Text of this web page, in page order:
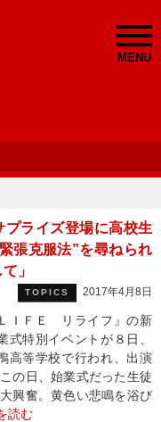
MENU
プライズ登場に高校生
張克服法”を尋ねられ
」
TOPICS 2017年4月8日
ＩＦＥ リライフ』の新
式特別イベントが８日、
高等学校で行われ、出演
の日、始業式だった生徒
興奮。黄色い悲鳴を浴び
読む